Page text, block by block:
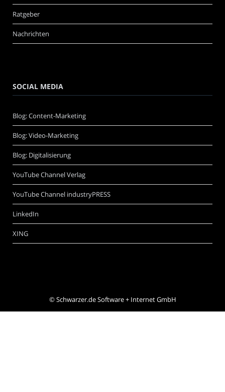
Ratgeber
Nachrichten
SOCIAL MEDIA
Blog: Content-Marketing
Blog: Video-Marketing
Blog: Digitalisierung
YouTube Channel Verlag
YouTube Channel industryPRESS
LinkedIn
XING
©Schwarzer.de Software + Internet GmbH